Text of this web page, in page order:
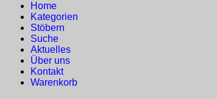
Home
Kategorien
Stöbern
Suche
Aktuelles
Über uns
Kontakt
Warenkorb